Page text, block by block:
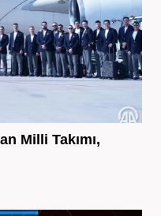
Milli Takımı,